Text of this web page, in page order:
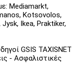
Mediamarkt,
Kotsovolos,
Ikea, Praktiker,
GSIS TAXISNET
- Ασφαλιστικές